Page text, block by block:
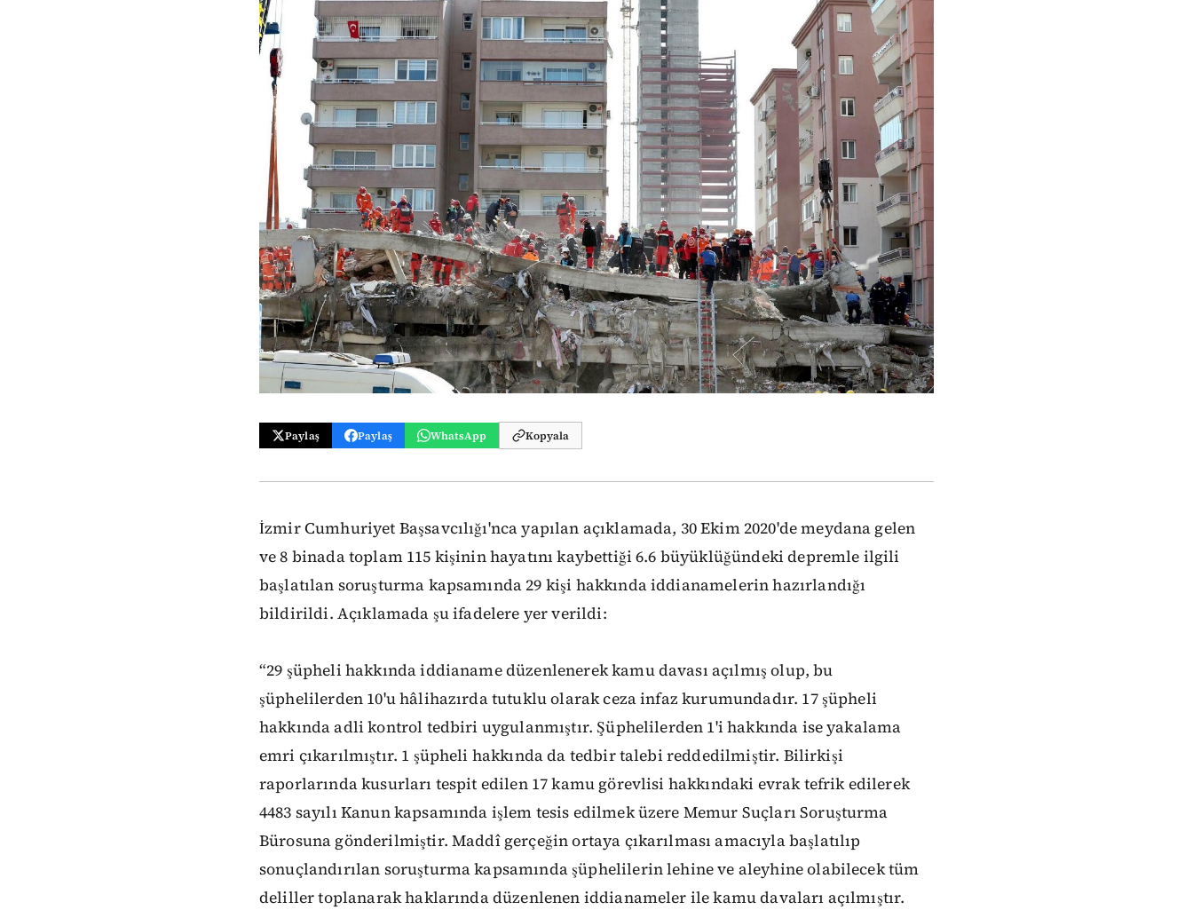
Paylaş Paylaş WhatsApp Kopyala
İzmir Cumhuriyet Başsavcılığı'nca yapılan açıklamada, 30 Ekim 2020'de meydana gelen
ve 8 binada toplam 115 kişinin hayatını kaybettiği 6.6 büyüklüğündeki depremle ilgili
başlatılan soruşturma kapsamında 29 kişi hakkında iddianamelerin hazırlandığı
bildirildi. Açıklamada şu ifadelere yer verildi:
“29 şüpheli hakkında iddianame düzenlenerek kamu davası açılmış olup, bu
şüphelilerden 10'u hâlihazırda tutuklu olarak ceza infaz kurumundadır. 17 şüpheli
hakkında adli kontrol tedbiri uygulanmıştır. Şüphelilerden 1'i hakkında ise yakalama
emri çıkarılmıştır. 1 şüpheli hakkında da tedbir talebi reddedilmiştir. Bilirkişi
raporlarında kusurları tespit edilen 17 kamu görevlisi hakkındaki evrak tefrik edilerek
4483 sayılı Kanun kapsamında işlem tesis edilmek üzere Memur Suçları Soruşturma
Bürosuna gönderilmiştir. Maddî gerçeğin ortaya çıkarılması amacıyla başlatılıp
sonuçlandırılan soruşturma kapsamında şüphelilerin lehine ve aleyhine olabilecek tüm
deliller toplanarak haklarında düzenlenen iddianameler ile kamu davaları açılmıştır.